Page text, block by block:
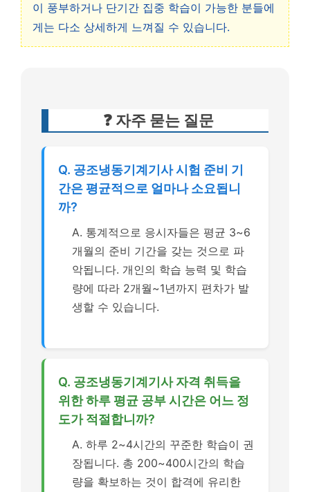
이 풍부하거나 단기간 집중 학습이 가능한 분들에
게는 다소 상세하게 느껴질 수 있습니다.
❓ 자주 묻는 질문
Q. 공조냉동기계기사 시험 준비 기
간은 평균적으로 얼마나 소요됩니
까?
A. 통계적으로 응시자들은 평균 3~6
개월의 준비 기간을 갖는 것으로 파
악됩니다. 개인의 학습 능력 및 학습
량에 따라 2개월~1년까지 편차가 발
생할 수 있습니다.
Q. 공조냉동기계기사 자격 취득을
위한 하루 평균 공부 시간은 어느 정
도가 적절합니까?
A. 하루 2~4시간의 꾸준한 학습이 권
장됩니다. 총 200~400시간의 학습
량을 확보하는 것이 합격에 유리한